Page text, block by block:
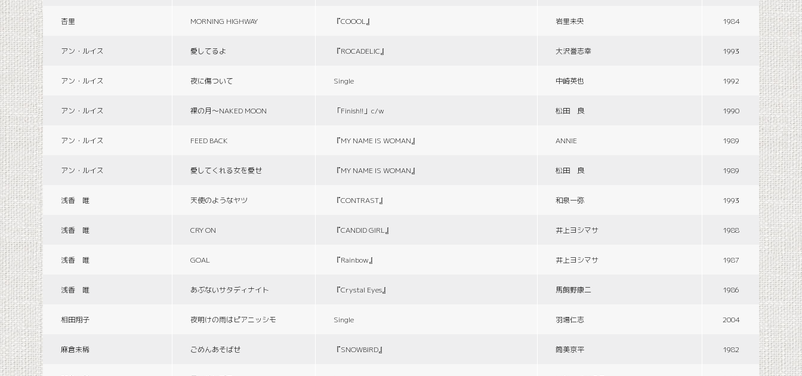
杏里 MORNING HIGHWAY 『COOOL』 岩里未央 1984
アン・ルイス 愛してるよ 『ROCADELIC』 大沢誉志幸 1993
アン・ルイス 夜に傷ついて Single 中崎英也 1992
アン・ルイス 裸の月〜NAKED MOON 「Finish!!」c/w 松田 良 1990
アン・ルイス FEED BACK 『MY NAME IS WOMAN』 ANNIE 1989
アン・ルイス 愛してくれる女を愛せ 『MY NAME IS WOMAN』 松田 良 1989
浅香 唯 天使のようなヤツ 『CONTRAST』 和泉一弥 1993
浅香 唯 CRY ON 『CANDID GIRL』 井上ヨシマサ 1988
浅香 唯 GOAL 『Rainbow』 井上ヨシマサ 1987
浅香 唯 あぶないサタディナイト 『Crystal Eyes』 馬飼野康二 1986
相田翔子 夜明けの雨はピアニッシモ Single 羽場仁志 2004
麻倉未稀 ごめんあそばせ 『SNOWBIRD』 筒美京平 1982